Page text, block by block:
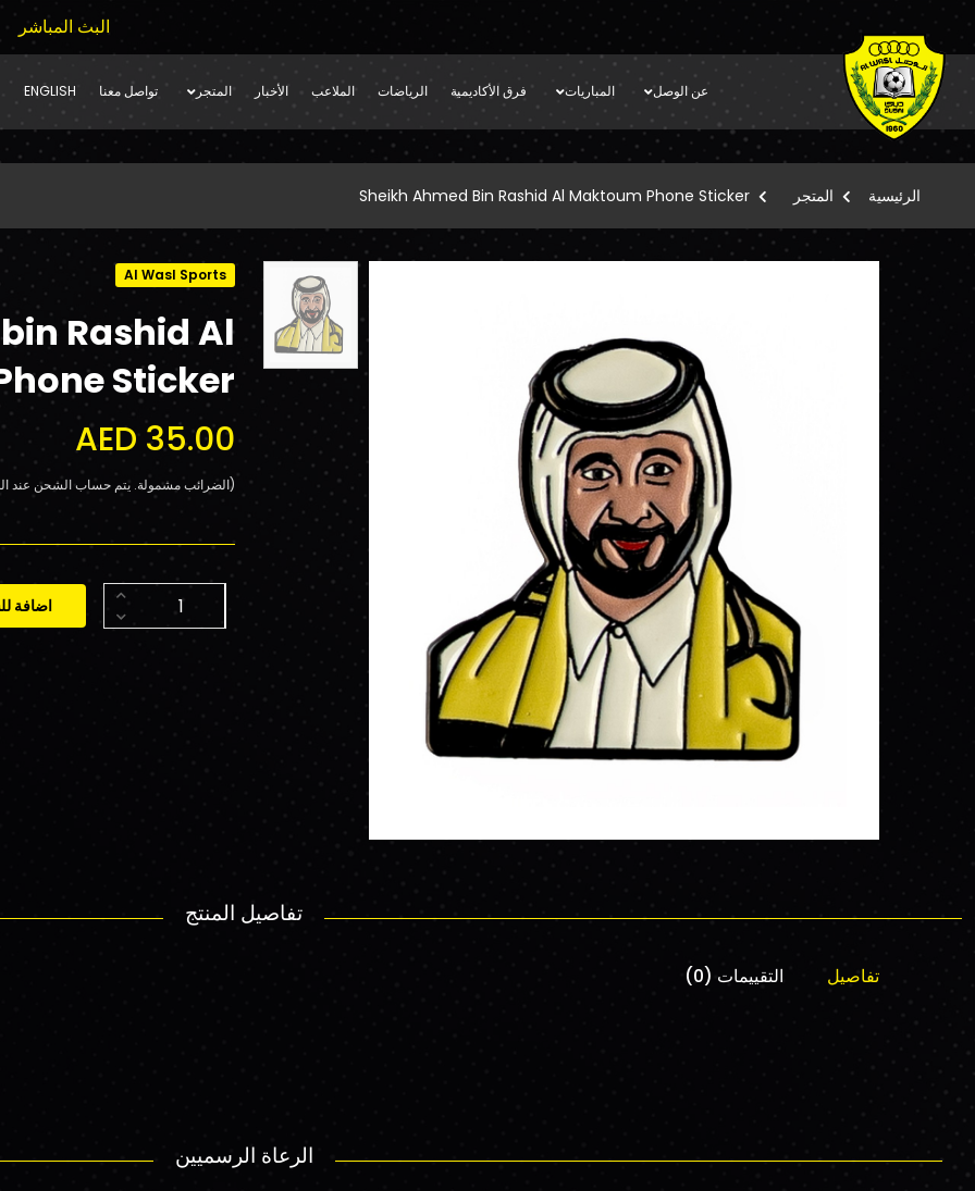
البث المباشر
عن الوصل المباريات فرق الأكاديمية الرياضات الملاعب الأخبار المتجر تواصل معنا ENGLISH
الرئيسية المتجر Sheikh Ahmed Bin Rashid Al Maktoum Phone Sticker
Al Wasl Sports
Rashid Al
Sticker
AED 35.00
(الضرائب مشمولة. يتم حساب الشحن عند
اضافة
تفاصيل المنتج
تفاصيل التقييمات (0)
الرعاة الرسميين